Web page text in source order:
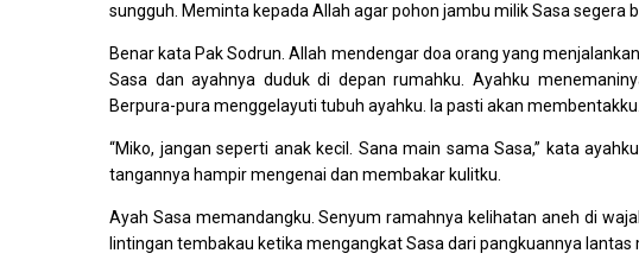
sungguh. Meminta kepada Allah agar pohon jambu milik Sasa segera
Benar kata Pak Sodrun. Allah mendengar doa orang yang
Sasa dan ayahnya duduk di depan rumahku. Ayahku
Berpura-pura menggelayuti tubuh ayahku. Ia pasti akan membentakku.
“Miko, jangan seperti anak kecil. Sana main sama Sasa,” kata
tangannya hampir mengenai dan membakar kulitku.
Ayah Sasa memandangku. Senyum ramahnya kelihatan aneh di
lintingan tembakau ketika mengangkat Sasa dari pangkuannya lantas